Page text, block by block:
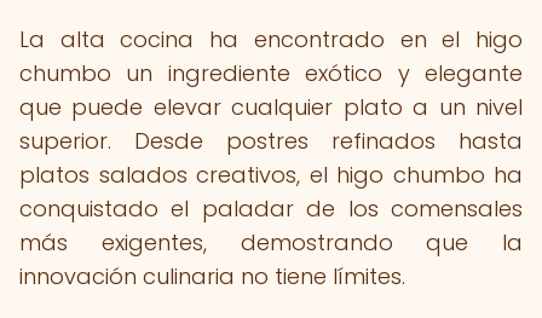
La alta cocina ha encontrado en el higo
chumbo un ingrediente exótico y elegante
que puede elevar cualquier plato a un nivel
superior. Desde postres refinados hasta
platos salados creativos, el higo chumbo ha
conquistado el paladar de los comensales
más exigentes, demostrando que la
innovación culinaria no tiene límites.